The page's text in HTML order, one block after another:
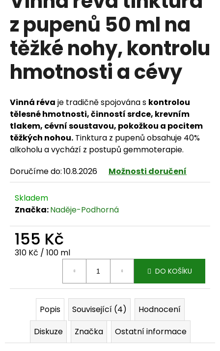
z pupenů 50 ml na
těžké nohy, kontrolu
hmotnosti a cévy
Vinná réva je tradičně spojována s kontrolou
tělesné hmotnosti, činností srdce, krevním
tlakem, cévní soustavou, pokožkou a pocitem
těžkých nohou. Tinktura z pupenů obsahuje 40%
alkoholu a vychází z postupů gemmoterapie.
Doručíme do:10.8.2026 Možnosti doručení
Skladem
Značka:Naděje-Podhorná
155 Kč
Měrná cena:
310 Kč / 100 ml
DO KOŠÍKU
Popis Související (4)
Hodnocení
Diskuze
Značka Ostatní informace
HLEDAT
D
o
p
o
r
u
č
u
e
e